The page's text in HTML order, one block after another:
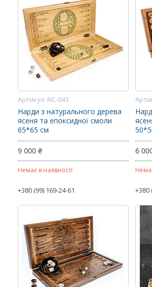
NC-043
Нарди з натурального дерева
ясеня та епоксидної смоли
65*65 см
9 000 ₴
Немає в наявності
+380 (99) 169-24-61
6
+380